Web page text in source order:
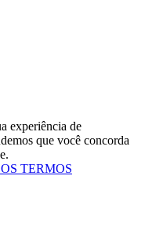
experiência de
que você concorda
TERMOS